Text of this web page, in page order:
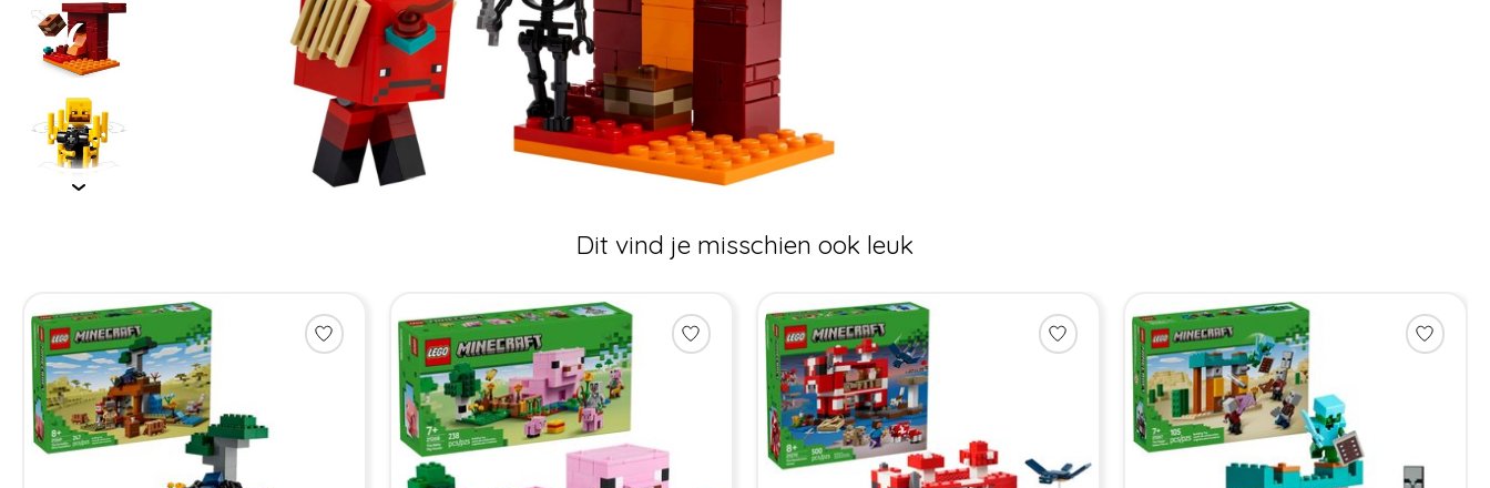
Dit vind je misschien ook leuk
Items van productcarrousel